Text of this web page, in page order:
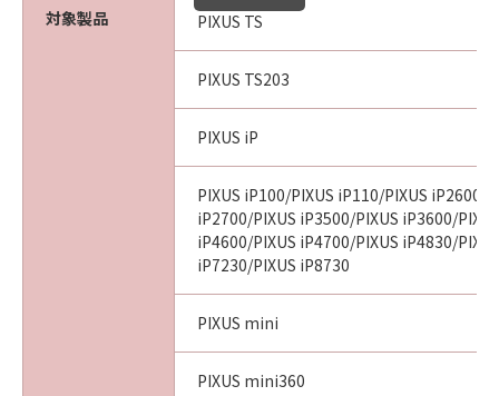
対象製品 PIXUS TS
PIXUS TS203
PIXUS iP
PIXUS iP100/PIXUS iP110/PIXUS iP2600/
iP2700/PIXUS iP3500/PIXUS iP3600/
iP4600/PIXUS iP4700/PIXUS iP4830/
iP7230/PIXUS iP8730
PIXUS mini
PIXUS mini360